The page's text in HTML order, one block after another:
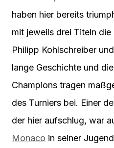
haben hier bereits
mit jeweils drei Titeln
Philipp Kohlschreiber
lange Geschichte und
Champions tragen
des Turniers bei. Einer
der hier aufschlug, war
Monaco in seiner